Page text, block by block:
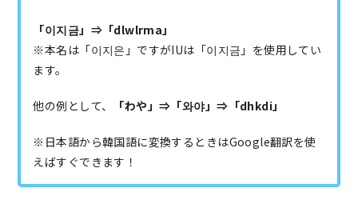
「이지금」⇒「dlwlrma」
※本名は「이지은」ですがIUは「이지금」を使用してい
ます。
他の例として、 「わや」⇒「와야」⇒「dhkdi」
※日本語から韓国語に変換するときはGoogle翻訳を使
えばすぐできます！